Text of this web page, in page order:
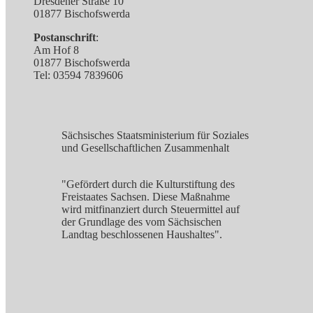
01877 Bischofswerda
Postanschrift:
Am Hof 8
01877 Bischofswerda
Tel: 03594 7839606
Sächsisches Staatsministerium für Soziales
und Gesellschaftlichen Zusammenhalt
"Gefördert durch die Kulturstiftung des
Freistaates Sachsen. Diese Maßnahme
wird mitfinanziert durch Steuermittel auf
der Grundlage des vom Sächsischen
Landtag beschlossenen Haushaltes".